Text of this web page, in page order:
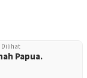
Dilihat
Papua.